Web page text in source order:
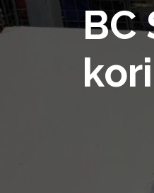
BC